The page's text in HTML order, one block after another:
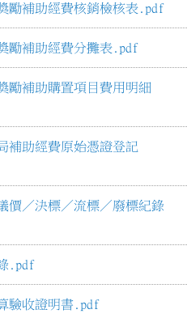
勵補助經費核銷檢核表.pdf
勵補助經費分攤表.pdf
勵補助購置項目費用明細
補助經費原始憑證登記
價／決標／流標／廢標紀錄
.pdf
驗收證明書.pdf